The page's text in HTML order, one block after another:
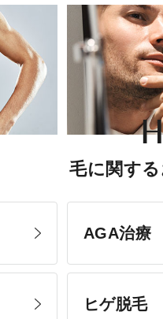
毛に関す
AGA治療
ヒゲ脱毛